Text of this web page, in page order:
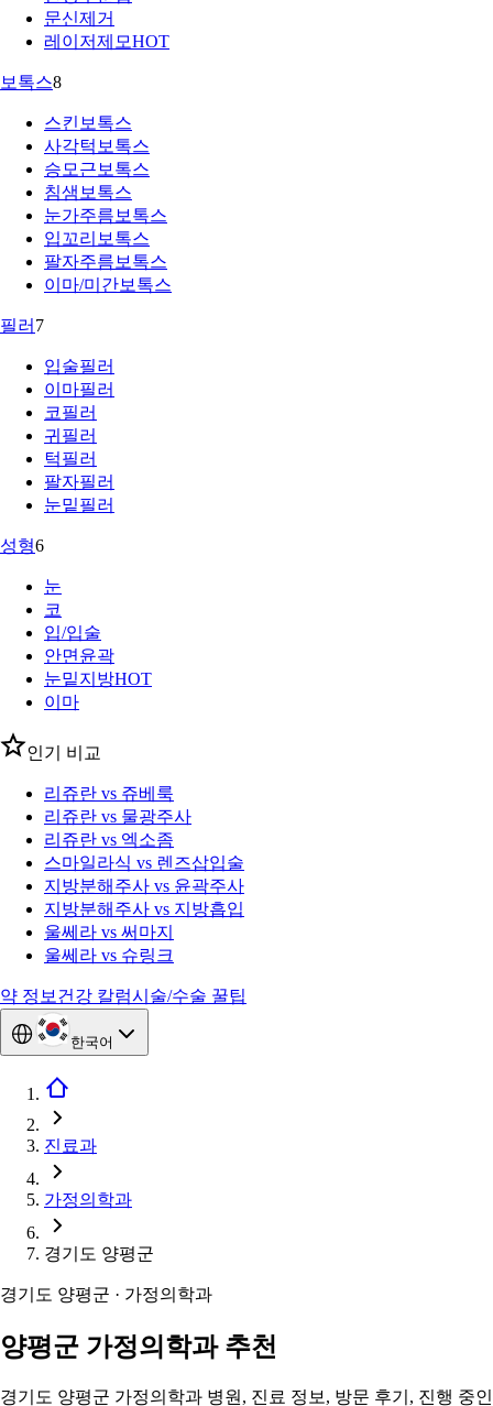
문신제거
레이저제모HOT
보톡스8
스킨보톡스
사각턱보톡스
승모근보톡스
침샘보톡스
눈가주름보톡스
입꼬리보톡스
팔자주름보톡스
이마/미간보톡스
필러 7
입술필러
이마필러
코필러
귀필러
턱필러
팔자필러
눈밑필러
성형6
눈
코
입/입술
안면윤곽
눈밑지방HOT
이마
인기 비교
리쥬란 vs 쥬베룩
리쥬란 vs 물광주사
리쥬란 vs 엑소좀
스마일라식 vs 렌즈삽입술
지방분해주사 vs 윤곽주사
지방분해주사 vs 지방흡입
울쎄라 vs 써마지
울쎄라 vs 슈링크
약 정보 건강 칼럼시술/수술 꿀팁
한국어
진료과
가정의학과
경기도 양평군
경기도 양평군 · 가정의학과
양평군 가정의학과 추천
경기도 양평군 가정의학과 병원, 진료 정보, 방문 후기, 진행 중인